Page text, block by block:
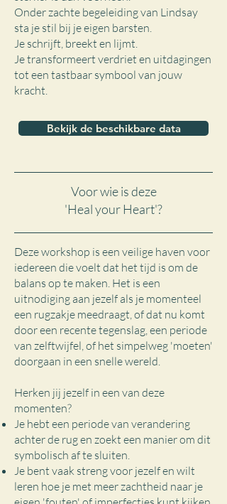
Onder zachte begeleiding van Lindsay
sta je stil bij je eigen barsten.
Je schrijft, breekt en lijmt.
Je transformeert verdriet en uitdagingen
tot een tastbaar symbool van jouw
kracht.
Bekijk de beschikbare data
Voor wie is deze
'Heal your Heart'?
Deze workshop is een veilige haven voor
iedereen die voelt dat het tijd is om de
balans op te maken. Het is een
uitnodiging aan jezelf als je momenteel
een rugzakje meedraagt, of dat nu komt
door een recente tegenslag, een periode
van zelftwijfel, of het simpelweg 'moeten'
doorgaan in een snelle wereld.
Herken jij jezelf in een van deze
momenten?
Je hebt een periode van verandering
achter de rug en zoekt een manier om dit
symbolisch af te sluiten.
Je bent vaak streng voor jezelf en wilt
leren hoe je met meer zachtheid naar je